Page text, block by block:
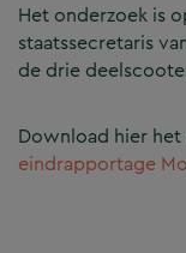
Het onderzoek is
staatssecretaris
de drie
Download hier
eindrapportage